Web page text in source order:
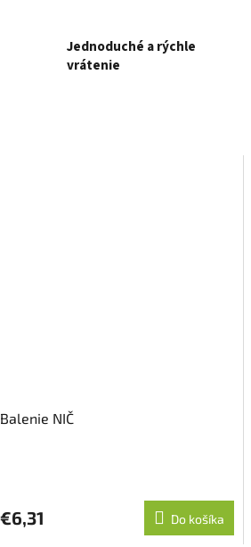
Jednoduché a rýchle
vrátenie
Balenie NIČ
produktu
je
€6,31 Do košíka